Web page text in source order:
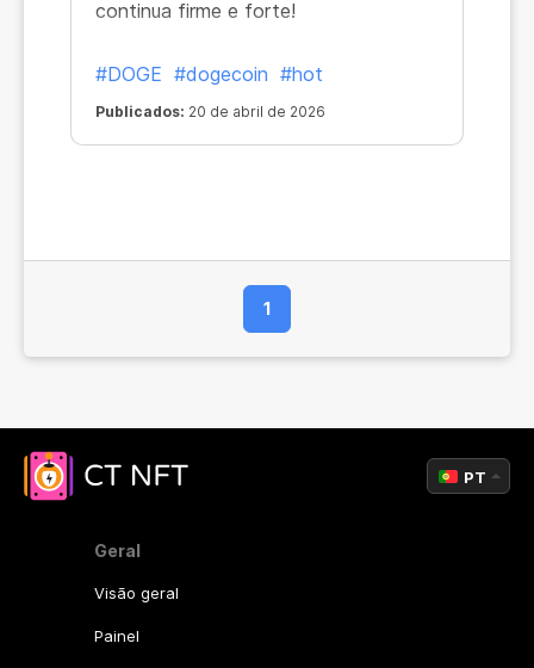
continua firme e forte!
#DOGE #dogecoin #hot
Publicados: 20 de abril de 2026
1
Geral
Visão geral
Painel
PT